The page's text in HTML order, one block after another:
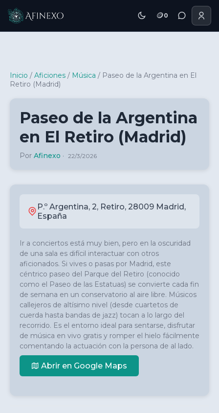
Inicio Afinexo 🪙0
Inicio / Aficiones / Música / Paseo de la Argentina en El
Retiro (Madrid)
Paseo de la Argentina
en El Retiro (Madrid)
Por Afinexo · 22/3/2026
P.º Argentina, 2, Retiro, 28009 Madrid,
España
Ir a conciertos está muy bien, pero en la oscuridad
de una sala es difícil interactuar con otros
aficionados. Si vives o pasas por Madrid, este
céntrico paseo del Parque del Retiro (conocido
como el Paseo de las Estatuas) se convierte cada fin
de semana en un conservatorio al aire libre. Músicos
callejeros de altísimo nivel (desde cuartetos de
cuerda hasta bandas de jazz) tocan a lo largo del
recorrido. Es el entorno ideal para sentarse, disfrutar
de música en vivo gratis y romper el hielo fácilmente
comentando la actuación con la persona de al lado.
Abrir en Google Maps